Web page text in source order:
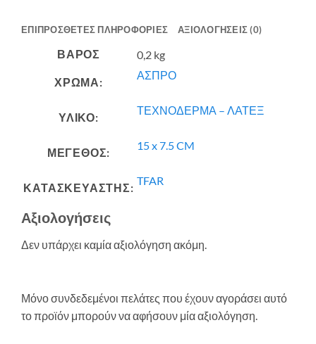
ΕΠΙΠΡΌΣΘΕΤΕΣ ΠΛΗΡΟΦΟΡΊΕΣ ΑΞΙΟΛΟΓΉΣΕΙΣ (0)
ΒΆΡΟΣ 0,2 kg
ΧΡΩΜΑ:
ΑΣΠΡΟ
ΥΛΙΚΟ:
ΤΕΧΝΟΔΕΡΜΑ – ΛΑΤΕΞ
ΜΕΓΕΘΟΣ:
15 x 7.5 CM
ΚΑΤΑΣΚΕΥΑΣΤΗΣ:
TFAR
Αξιολογήσεις
Δεν υπάρχει καμία αξιολόγηση ακόμη.
Μόνο συνδεδεμένοι πελάτες που έχουν αγοράσει αυτό
το προϊόν μπορούν να αφήσουν μία αξιολόγηση.